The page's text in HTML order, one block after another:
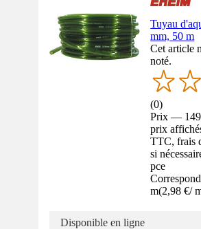
Tuyau
mm, 50 m
Cet article
noté.
(0)
Prix —
prix
TTC, frais
si
pce
m(2,98 €/
Disponible en ligne